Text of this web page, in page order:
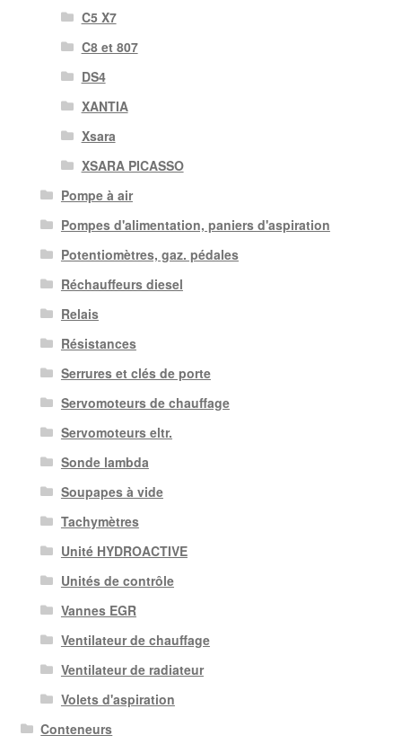
C5 X7
C8 et 807
DS4
XANTIA
Xsara
XSARA PICASSO
Pompe à air
Pompes d'alimentation, paniers d'aspiration
Potentiomètres, gaz. pédales
Réchauffeurs diesel
Relais
Résistances
Serrures et clés de porte
Servomoteurs de chauffage
Servomoteurs eltr.
Sonde lambda
Soupapes à vide
Tachymètres
Unité HYDROACTIVE
Unités de contrôle
Vannes EGR
Ventilateur de chauffage
Ventilateur de radiateur
Volets d'aspiration
Conteneurs